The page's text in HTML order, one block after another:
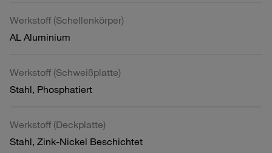
Werkstoff (Schellenkörper)
AL Aluminium
Werkstoff (Schweißplatte)
Stahl, Phosphatiert
Werkstoff (Deckplatte)
Stahl, Zink-Nickel Beschichtet